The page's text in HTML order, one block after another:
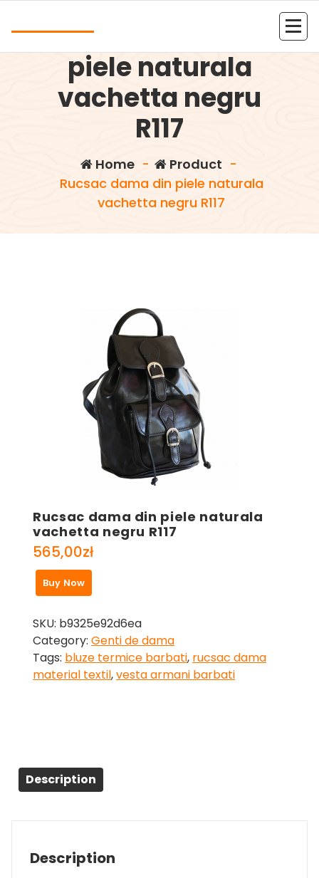
Rucsac dama din
piele naturala
vachetta negru
R117
Home- Product -
Rucsac dama din piele naturala
vachetta negru R117
Rucsac dama din piele naturala
vachetta negru R117
565,00zł
Buy Now
SKU: b9325e92d6ea
Category: Genti de dama
Tags: bluze termice barbati, rucsac dama
material textil,vesta armani barbati
Description
Description